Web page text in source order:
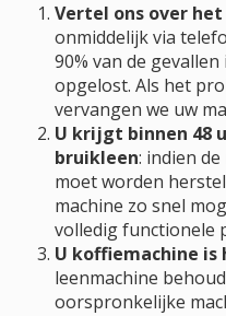
Vertel ons over
onmiddelijk via
90% van de
opgelost. Als het
vervangen we uw
U krijgt binnen 48
bruikleen: indien
moet worden
machine zo snel
volledig functionele
U koffiemachine is
leenmachine
oorspronkelijke